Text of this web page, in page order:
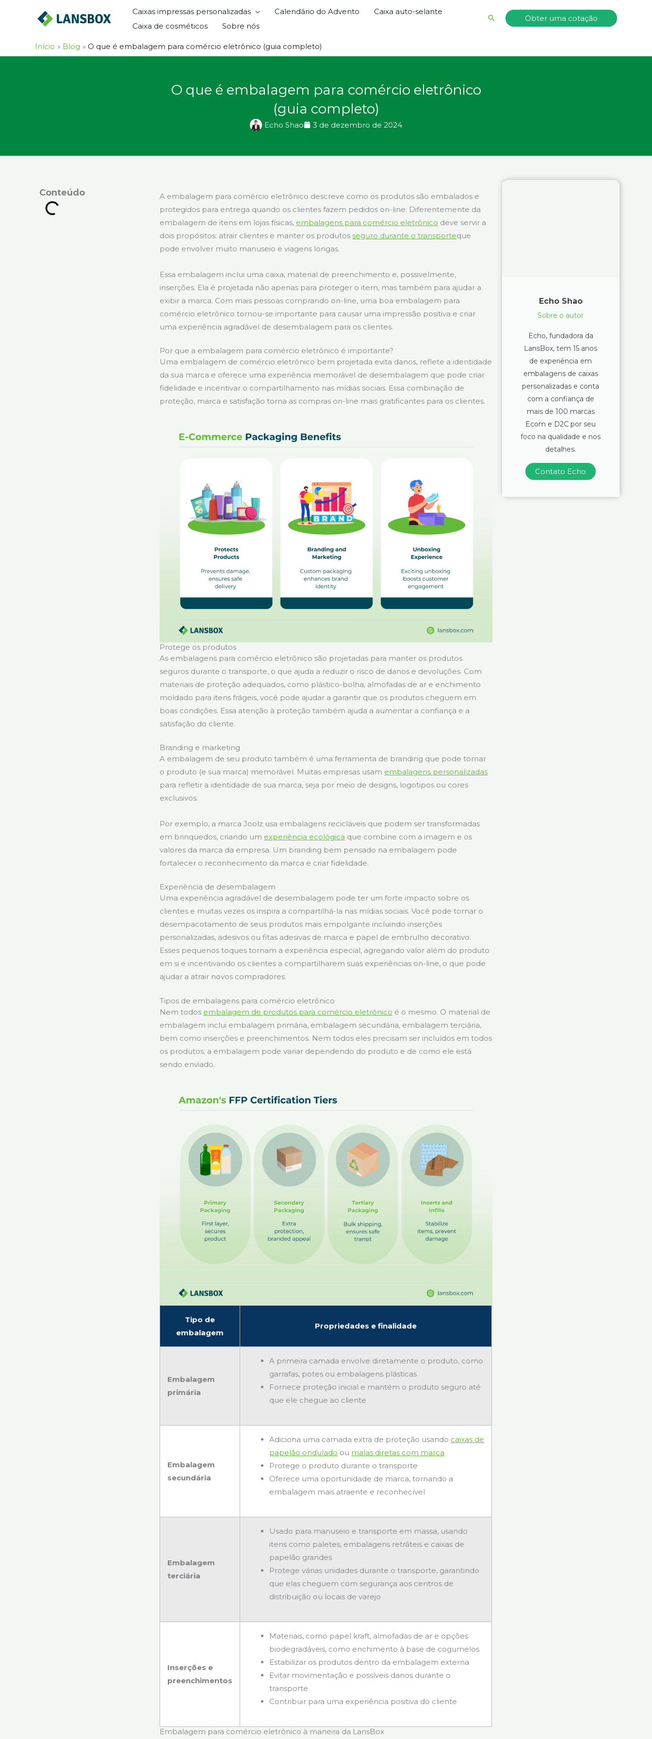
conteúdo
Caixas impressas personalizadas Calendário do Advento
Caixa auto-selante
Caixa de cosméticos
Sobre nós
PesquisarObter uma cotação
Início Blog O que é embalagem para comércio eletrônico (guia completo)
O que é embalagem para comércio eletrônico
(guia completo)
Echo Shao 3 de dezembro de 2024
Conteúdo
A embalagem para comércio eletrônico descreve como os produtos são embalados e
protegidos para entrega quando os clientes fazem pedidos on-line. Diferentemente da
embalagem de itens em lojas físicas, embalagens para comércio eletrônico deve servir a
dois propósitos: atrair clientes e manter os produtosseguro durante o transporteque
pode envolver muito manuseio e viagens longas.
Essa embalagem inclui uma caixa, material de preenchimento e, possivelmente,
inserções. Ela é projetada não apenas para proteger o item, mas também para ajudar a
exibir a marca. Com mais pessoas comprando on-line, uma boa embalagem para
comércio eletrônico tornou-se importante para causar uma impressão positiva e criar
uma experiência agradável de desembalagem para os clientes.
Por que a embalagem para comércio eletrônico é importante?
Uma embalagem de comércio eletrônico bem projetada evita danos, reflete a identidade
da sua marca e oferece uma experiência memorável de desembalagem que pode criar
fidelidade e incentivar o compartilhamento nas mídias sociais. Essa combinação de
proteção, marca e satisfação torna as compras on-line mais gratificantes para os clientes.
Protege os produtos
As embalagens para comércio eletrônico são projetadas para manter os produtos
seguros durante o transporte, o que ajuda a reduzir o risco de danos e devoluções. Com
materiais de proteção adequados, como plástico-bolha, almofadas de ar e enchimento
moldado para itens frágeis, você pode ajudar a garantir que os produtos cheguem em
boas condições. Essa atenção à proteção também ajuda a aumentar a confiança e a
satisfação do cliente.
Branding e marketing
A embalagem de seu produto também é uma ferramenta de branding que pode tornar
o produto (e sua marca) memorável. Muitas empresas usam embalagens personalizadas
para refletir a identidade de sua marca, seja por meio de designs, logotipos ou cores
exclusivos.
Por exemplo, a marca Joolz usa embalagens recicláveis que podem ser transformadas
em brinquedos, criando um experiência ecológica que combine com a imagem e os
valores da marca da empresa. Um branding bem pensado na embalagem pode
fortalecer o reconhecimento da marca e criar fidelidade.
Experiência de desembalagem
Uma experiência agradável de desembalagem pode ter um forte impacto sobre os
clientes e muitas vezes os inspira a compartilhá-la nas mídias sociais. Você pode tornar o
desempacotamento de seus produtos mais empolgante incluindo inserções
personalizadas, adesivos ou fitas adesivas de marca e papel de embrulho decorativo.
Esses pequenos toques tornam a experiência especial, agregando valor além do produto
em si e incentivando os clientes a compartilharem suas experiências on-line, o que pode
ajudar a atrair novos compradores.
Tipos de embalagens para comércio eletrônico
Nem todos embalagem de produtos para comércio eletrônico é o mesmo. O material de
embalagem inclui embalagem primária, embalagem secundária, embalagem terciária,
bem como inserções e preenchimentos. Nem todos eles precisam ser incluídos em todos
os produtos; a embalagem pode variar dependendo do produto e de como ele está
sendo enviado.
Tipo de
embalagem
Propriedades e finalidade
Embalagem
primária
A primeira camada envolve diretamente o produto, como
garrafas, potes ou embalagens plásticas
Fornece proteção inicial e mantém o produto seguro até
que ele chegue ao cliente
Embalagem
secundária
Adiciona uma camada extra de proteção usando caixas de
papelão ondulado ou malas diretas com marca
Protege o produto durante o transporte
Oferece uma oportunidade de marca, tornando a
embalagem mais atraente e reconhecível
Embalagem
terciária
Usado para manuseio e transporte em massa, usando
itens como paletes, embalagens retráteis e caixas de
papelão grandes
Protege várias unidades durante o transporte, garantindo
que elas cheguem com segurança aos centros de
distribuição ou locais de varejo
Inserções e
preenchimentos
Materiais, como papel kraft, almofadas de ar e opções
biodegradáveis, como enchimento à base de cogumelos
Estabilizar os produtos dentro da embalagem externa
Evitar movimentação e possíveis danos durante o
transporte
Contribuir para uma experiência positiva do cliente
Embalagem para comércio eletrônico à maneira da LansBox
Echo Shao
Sobre o autor
Echo, fundadora da
LansBox, tem 15 anos
de experiência em
embalagens de caixas
personalizadas e conta
com a confiança de
mais de 100 marcas
Ecom e D2C por seu
foco na qualidade e nos
detalhes.
Contato Echo